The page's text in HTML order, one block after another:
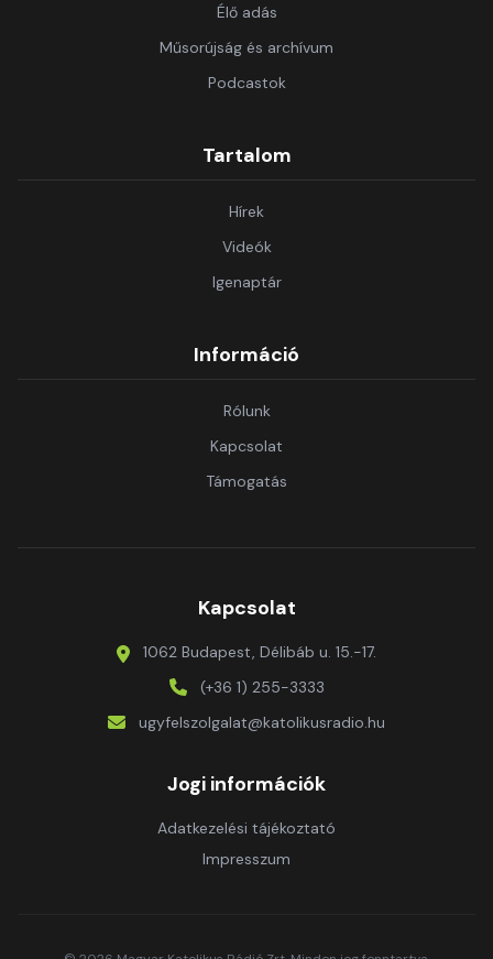
Élő adás
Műsorújság és archívum
Podcastok
Tartalom
Hírek
Videók
Igenaptár
Információ
Rólunk
Kapcsolat
Támogatás
Kapcsolat
1062 Budapest, Délibáb u. 15.-17.
(+36 1) 255-3333
ugyfelszolgalat@katolikusradio.hu
Jogi információk
Adatkezelési tájékoztató
Impresszum